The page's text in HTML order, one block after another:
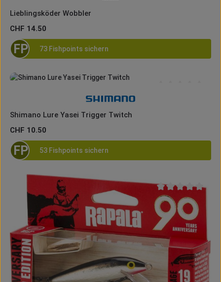
Lieblingsköder Wobbler
Regulärer Preis:
CHF 14.50
FP 73 Fishpoints sichern
Shimano Lure Yasei Trigger Twitch
Regulärer Preis:
CHF 10.50
FP 53 Fishpoints sichern
Durchschnittliche